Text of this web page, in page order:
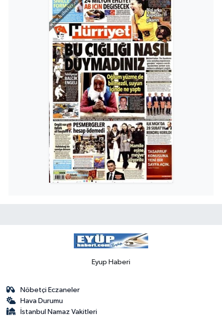
Eyup Haberi
Nöbetçi Eczaneler
Hava Durumu
İstanbul Namaz Vakitleri